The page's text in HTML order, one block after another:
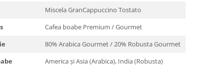
Miscela GranCappuccino Tostato
Cafea boabe Premium / Gourmet
80% Arabica Gourmet / 20% Robusta Gourmet
America și Asia (Arabica), India (Robusta)